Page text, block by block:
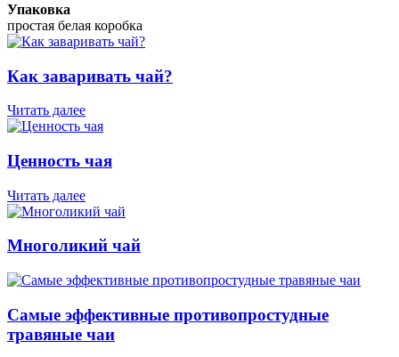
Упаковка
простая белая коробка
Как заваривать чай?
Читать далее
Ценность чая
Читать далее
Многоликий чай
Самые эффективные противопростудные
травяные чаи